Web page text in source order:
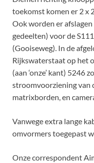
toekomst komen er 2 x
Ook worden er
gedeelten) voor de
(Gooiseweg). In de
Rijkswaterstaat op het
(aan ‘onze’ kant) 5246
stroomvoorziening van
matrixborden, en
Vanwege extra lange
omvormers toegepast
Onze correspondent